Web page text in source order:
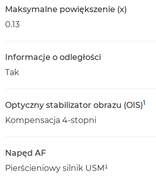
Maksymalne powiększenie (x)
0.13
Informacje o odległości
Tak
Optyczny stabilizator obrazu (OIS)1
Kompensacja 4-stopni
Napęd AF
Pierścieniowy silnik USM¹